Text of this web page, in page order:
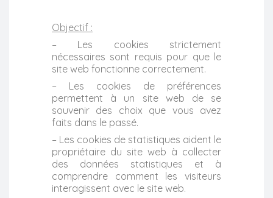
Objectif :
– Les cookies strictement
nécessaires sont requis pour que le
site web fonctionne correctement.
– Les cookies de préférences
permettent à un site web de se
souvenir des choix que vous avez
faits dans le passé.
– Les cookies de statistiques aident le
propriétaire du site web à collecter
des données statistiques et à
comprendre comment les visiteurs
interagissent avec le site web.